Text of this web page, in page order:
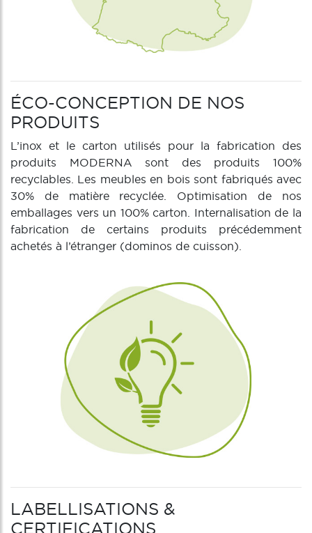
ÉCO-CONCEPTION DE NOS
PRODUITS
L’inox et le carton utilisés pour la fabrication des
produits MODERNA sont des produits 100%
recyclables. Les meubles en bois sont fabriqués avec
30% de matière recyclée. Optimisation de nos
emballages vers un 100% carton. Internalisation de la
fabrication de certains produits précédemment
achetés à l’étranger (dominos de cuisson).
LABELLISATIONS &
CERTIFICATIONS